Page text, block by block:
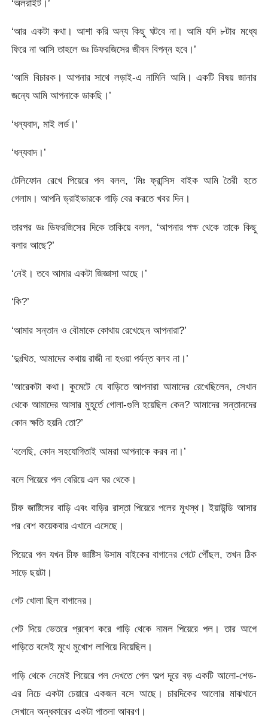
‘অলরাইট।’
‘আর একটা কথা। আশা করি অন্য কিছু ঘটবে না। আমি যদি ৮টার মধ্যে
ফিরে না আসি তাহলে ডঃ ডিফরজিসের জীবন বিপন্ন হবে।’
‘আমি বিচারক। আপনার সাথে লড়াই-এ নামিনি আমি। একটি বিষয় জানার
জন্যে আমি আপনাকে ডাকছি।’
‘ধন্যবাদ, মাই লর্ড।’
‘ধন্যবাদ।’
টেলিফোন রেখে পিয়েরে পল বলল, ‘মিঃ ফ্রান্সিস বাইক আমি তৈরী হতে
গেলাম। আপনি ড্রাইভারকে গাড়ি বের করতে খবর দিন।
তারপর ডঃ ডিফরজিসের দিকে তাকিয়ে বলল, ‘আপনার পক্ষ থেকে তাকে কিছু
বলার আছে?’
‘নেই। তবে আমার একটা জিজ্ঞাসা আছে।’
‘কি?’
‘আমার সন্তান ও বৌমাকে কোথায় রেখেছেন আপনারা?’
‘দুঃখিত, আমাদের কথায় রাজী না হওয়া পর্যন্ত বলব না।’
‘আরেকটা কথা। কুমেটে যে বাড়িতে আপনারা আমাদের রেখেছিলেন, সেখান
থেকে আমাদের আসার মুহূর্তে গোলা-গুলি হয়েছিল কেন? আমাদের সন্তানদের
কোন ক্ষতি হয়নি তো?’
‘বলেছি, কোন সহযোগিতাই আমরা আপনাকে করব না।’
বলে পিয়েরে পল বেরিয়ে এল ঘর থেকে।
চীফ জাষ্টিসের বাড়ি এবং বাড়ির রাস্তা পিয়েরে পলের মুখস্থ। ইয়াউন্ডি আসার
পর বেশ কয়েকবার এখানে এসেছে।
পিয়েরে পল যখন চীফ জাষ্টিস উসাম বাইকের বাগানের গেটে পৌঁছল, তখন ঠিক
সাড়ে ছয়টা।
গেট খোলা ছিল বাগানের।
গেট দিয়ে ভেতরে প্রবেশ করে গাড়ি থেকে নামল পিয়েরে পল। তার আগে
গাড়িতে বসেই মুখে মুখোশ লাগিয়ে নিয়েছিল।
গাড়ি থেকে নেমেই পিয়েরে পল দেখতে পেল অল্প দূরে বড় একটি আলো-শেড-
এর নিচে একটা চেয়ারে একজন বসে আছে। চারদিকের আলোর মাঝখানে
সেখানে অন্ধকারের একটা পাতলা আবরণ।